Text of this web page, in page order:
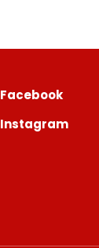
Facebook
Instagram